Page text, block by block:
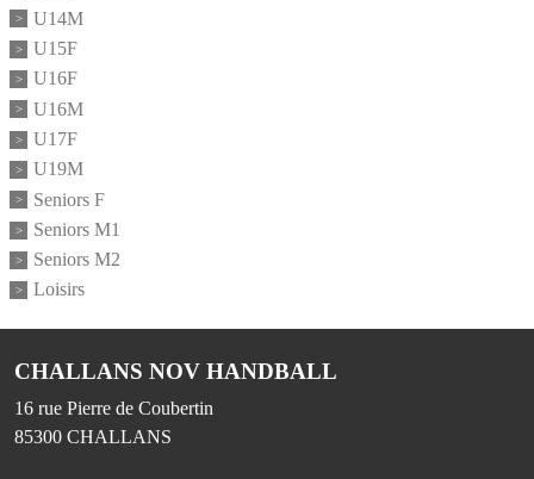
U14M
U15F
U16F
U16M
U17F
U19M
Seniors F
Seniors M1
Seniors M2
Loisirs
CHALLANS NOV HANDBALL
16 rue Pierre de Coubertin
85300 CHALLANS